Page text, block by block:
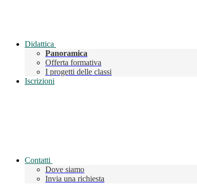
Didattica
Panoramica
Offerta formativa
I progetti delle classi
Iscrizioni
Contatti
Dove siamo
Invia una richiesta